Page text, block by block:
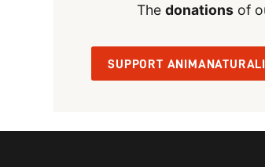
The donationsof
SUPPORT